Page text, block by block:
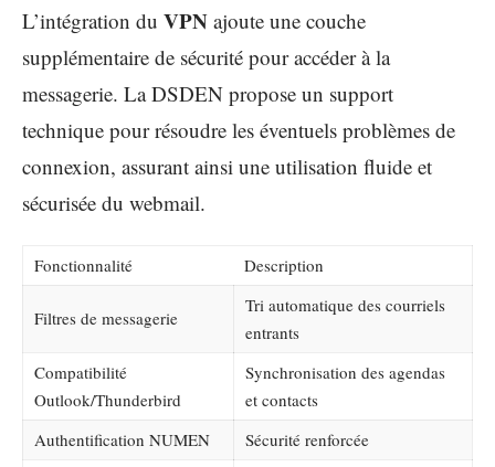
L’intégration du VPN ajoute une couche
supplémentaire de sécurité pour accéder à la
messagerie. La DSDEN propose un support
technique pour résoudre les éventuels problèmes de
connexion, assurant ainsi une utilisation fluide et
sécurisée du webmail.
Fonctionnalité Description
Filtres de messagerie
Tri automatique des courriels
entrants
Compatibilité
Outlook/Thunderbird
Synchronisation des agendas
et contacts
Authentification NUMEN
Sécurité renforcée